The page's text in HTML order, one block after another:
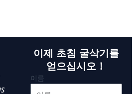
As a small
business owner,
이제 초침 굴삭기를
얻으십시오！
이름